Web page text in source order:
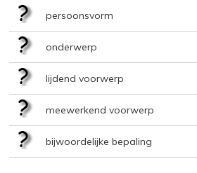
persoonsvorm
onderwerp
lijdend voorwerp
meewerkend voorwerp
bijwoordelijke bepaling